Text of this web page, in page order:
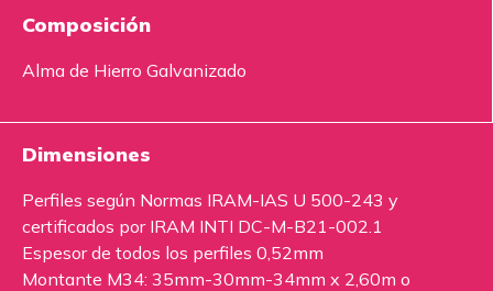
Composición
Alma de Hierro Galvanizado
Dimensiones
Perfiles según Normas IRAM-IAS U 500-243 y
certificados por IRAM INTI DC-M-B21-002.1
Espesor de todos los perfiles 0,52mm
Montante M34: 35mm-30mm-34mm x 2,60m o